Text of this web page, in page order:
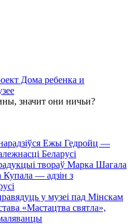
Дома ребенка и
значит они ничьи?
Ежы Гедройц —
Беларусі
твораў Марка Шагала
Купала — адзін з
у музеі пад Мінскам
«Мастацтва святла»,